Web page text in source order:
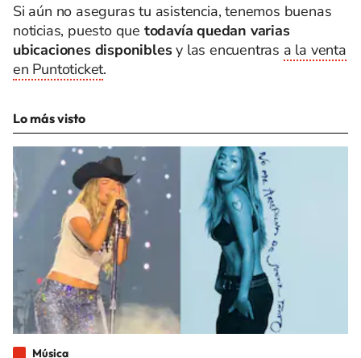
Si aún no aseguras tu asistencia, tenemos buenas
noticias, puesto que todavía quedan varias
ubicaciones disponiblesy las encuentras a la venta
en Puntoticket.
Lo más visto
Música